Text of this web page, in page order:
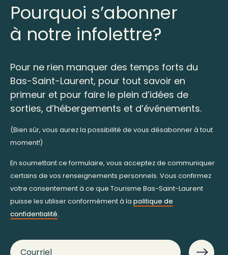
Pourquoi s’abonner
à notre infolettre?
Pour ne rien manquer des temps forts du
Bas-Saint-Laurent, pour tout savoir en
primeur et pour faire le plein d’idées de
sorties, d’hébergements et d’événements.
(Bien sûr, vous aurez la possibilité de vous désabonner à tout
moment!)
En soumettant ce formulaire, vous acceptez de communiquer
certains de vos renseignements personnels. Vous confirmez
votre consentement à ce que Tourisme Bas-Saint-Laurent
puisse les utiliser conformément à la politique de
confidentialité.